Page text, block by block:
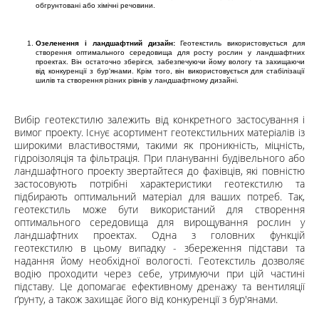
обгрунтовані або хімічні речовини.
Озеленення і ландшафтний дизайн:Геотекстиль використовується для
створення оптимального середовища для росту рослин у ландшафтних
проектах. Він остаточно зберігся, забезпечуючи йому вологу та захищаючи
від конкуренції з бур'янами. Крім того, він використовується для стабілізації
шилів та створення різних рівнів у ландшафтному дизайні.
Вибір геотекстилю залежить від конкретного застосування і
вимог проекту. Існує асортимент геотекстильних матеріалів із
широкими властивостями, такими як проникність, міцність,
гідроізоляція та фільтрація. При плануванні будівельного або
ландшафтного проекту звертайтеся до фахівців, які повністю
застосовують потрібні характеристики геотекстилю та
підбирають оптимальний матеріал для ваших потреб. Так,
геотекстиль може бути використаний для створення
оптимального середовища для вирощування рослин у
ландшафтних проектах. Одна з головних функцій
геотекстилю в цьому випадку - збереження підстави та
надання йому необхідної вологості. Геотекстиль дозволяє
водію проходити через себе, утримуючи при цій частині
підставу. Це допомагає ефективному дренажу та вентиляції
ґрунту, а також захищає його від конкуренції з бур'янами.